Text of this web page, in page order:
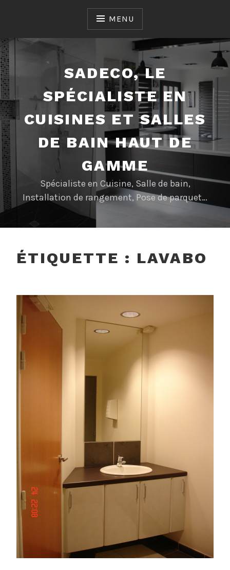
MENU
SADECO, LE
SPÉCIALISTE EN
CUISINES ET SALLES
DE BAIN HAUT DE
GAMME
Spécialiste en Cuisine, Salle de bain,
Installation de rangement, Pose de parquet…
ÉTIQUETTE : LAVABO